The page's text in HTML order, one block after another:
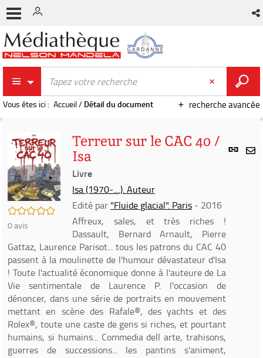
recherche avancée
Vous êtes ici : Accueil/ Détail du document
Lien
/5
0avis
Terreur sur le CAC 40 /
Isa
Livre
Isa (1970-....). Auteur
Edité par "Fluide glacial". Paris - 2016
Affreux, sales, et très riches !
Dassault, Bernard Arnault, Pierre
Gattaz, Laurence Parisot... tous les patrons du CAC 40
passent à la moulinette de l'humour dévastateur d'Isa
! Toute l'actualité économique donne à l'auteure de La
Vie sentimentale de Laurence P. l'occasion de
dénoncer, dans une série de portraits en mouvement
mettant en scène des Rafale®, des yachts et des
Rolex®, toute une caste de gens si riches, et pourtant
humains, si humains... Commedia dell arte, trahisons,
guerres de successions... les pantins s'animent,